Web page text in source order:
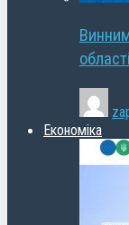
Економіка